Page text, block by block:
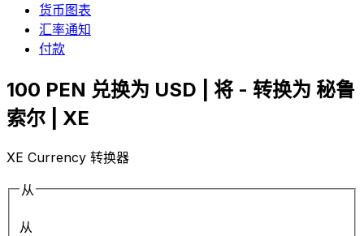
货币图表
汇率通知
付款
100 PEN 兑换为 USD | 将 - 转换为 秘鲁
索尔 | XE
XE Currency 转换器
从
从